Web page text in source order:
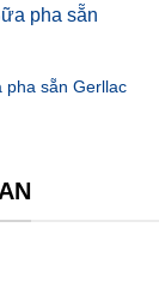
pha sẵn Gerllac